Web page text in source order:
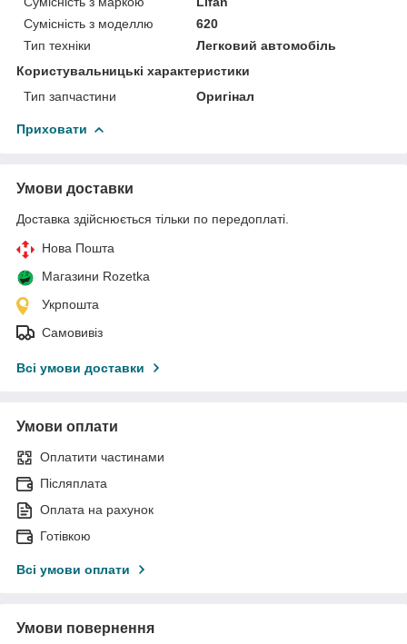
Сумісність з моделлю
620
Тип техніки
Легковий автомобіль
Користувальницькі характеристики
Тип запчастини
Оригінал
Приховати
Умови доставки
Доставка здійснюється тільки по передоплаті.
Нова Пошта
Магазини Rozetka
Укрпошта
Самовивіз
Всі умови доставки
Умови оплати
Оплатити частинами
Післяплата
Оплата на рахунок
Готівкою
Всі умови оплати
Умови повернення